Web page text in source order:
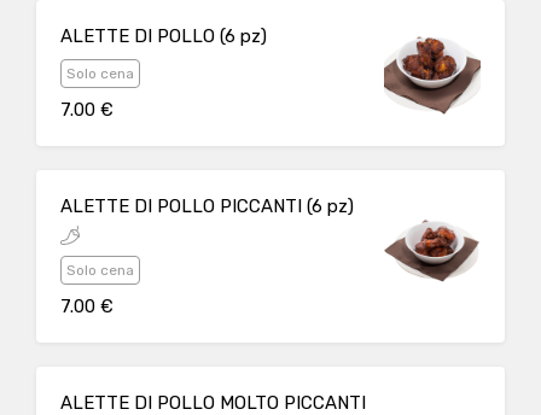
ALETTE DI POLLO (6 pz)
Solo cena
7.00 €
ALETTE DI POLLO PICCANTI (6 pz)
Solo cena
7.00 €
ALETTE DI POLLO MOLTO PICCANTI